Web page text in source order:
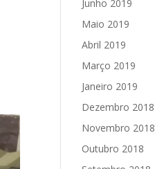
Junho 2019
Maio 2019
Abril 2019
Março 2019
Janeiro 2019
Dezembro 2018
Novembro 2018
Outubro 2018